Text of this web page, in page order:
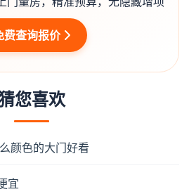
费查询报价
您喜欢
颜色的大门好看
宜